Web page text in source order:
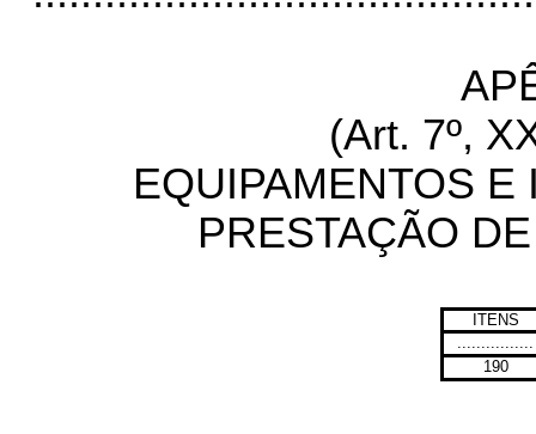
(Art. 7º,
EQUIPAMENTOS
PRESTAÇÃO
ITENS
................
190